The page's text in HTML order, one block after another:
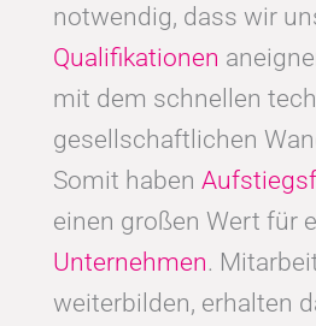
notwendig, dass wir
Qualifikationen
mit dem schnellen
gesellschaftlichen
Somit haben
einen großen Wert für
Unternehmen.
weiterbilden, erhalten